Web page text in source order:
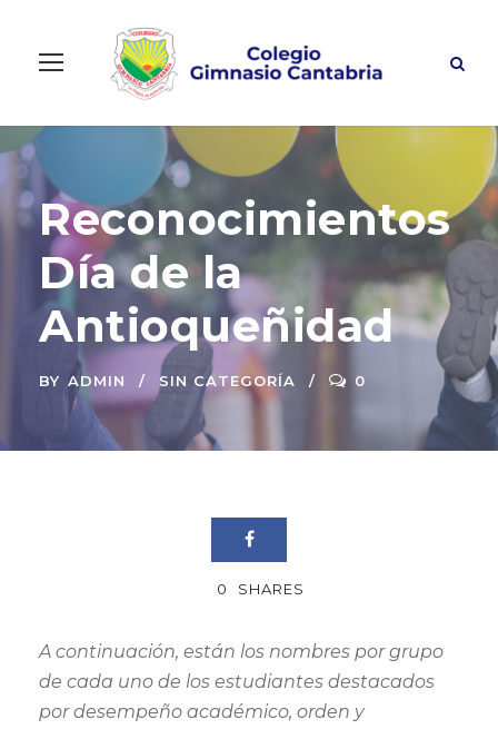
Reconocimientos
Día de la
Antioqueñidad
BY ADMIN SIN CATEGORÍA 0
0 SHARES
A continuación, están los nombres por grupo
de cada uno de los estudiantes destacados
por desempeño académico, orden y